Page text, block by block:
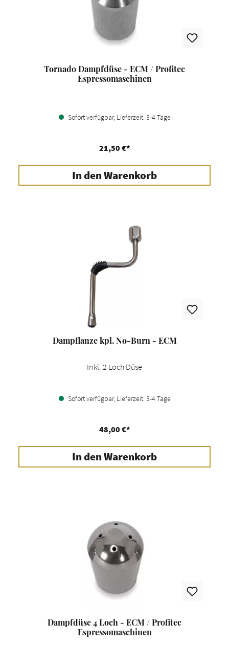
Tornado Dampfdüse - ECM / Profitec
Espressomaschinen
Sofort verfügbar, Lieferzeit: 3-4 Tage
21,50 €*
In den Warenkorb
Dampflanze kpl. No-Burn - ECM
Inkl. 2 Loch Düse
Sofort verfügbar, Lieferzeit: 3-4 Tage
48,00 €*
In den Warenkorb
Dampfdüse 4 Loch - ECM / Profitec
Espressomaschinen